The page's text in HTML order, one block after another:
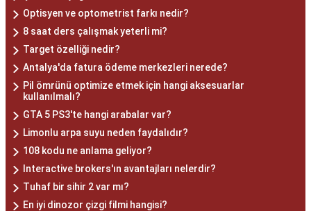
Optisyen ve optometrist farkı nedir?
8 saat ders çalışmak yeterli mi?
Target özelliği nedir?
Antalya'da fatura ödeme merkezleri nerede?
Pil ömrünü optimize etmek için hangi aksesuarlar
kullanılmalı?
GTA 5 PS3'te hangi arabalar var?
Limonlu arpa suyu neden faydalıdır?
108 kodu ne anlama geliyor?
Interactive brokers'ın avantajları nelerdir?
Tuhaf bir sihir 2 var mı?
En iyi dinozor çizgi filmi hangisi?